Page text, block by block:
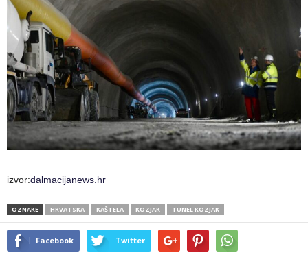
izvor:dalmacijanews.hr
OZNAKE HRVATSKA KAŠTELA KOZJAK TUNEL KOZJAK
Facebook Twitter